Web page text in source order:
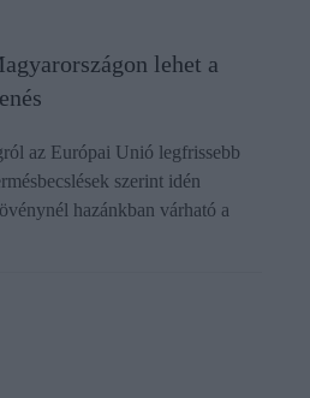
lehet a
az Európai Unió legfrissebb
szerint idén
hazánkban várható a